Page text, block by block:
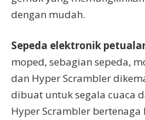
dengan mudah.
Sepeda elektronik
moped, sebagian sepeda,
dan Hyper Scrambler
dibuat untuk segala cuaca
Hyper Scrambler